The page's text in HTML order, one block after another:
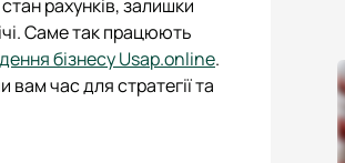
рахунків, залишки
Саме так працюють
бізнесу Usap.online.
час для стратегії та